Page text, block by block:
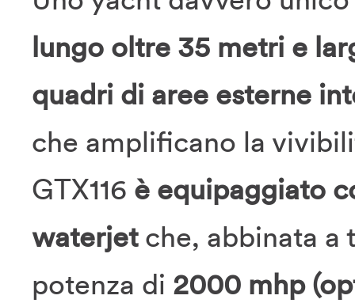
lungo oltre 35 metri e
quadri di aree esterne
che amplificano la
GTX116 è equipaggiato
waterjetche, abbinata a
potenza di 2000 mhp